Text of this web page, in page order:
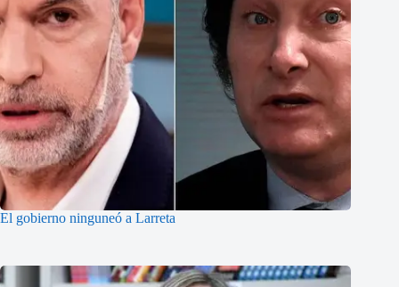
El gobierno ninguneó a Larreta